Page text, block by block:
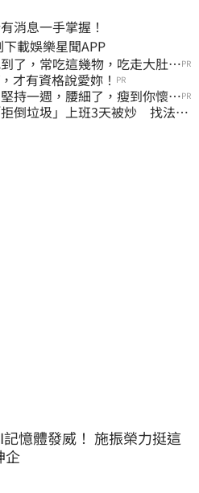
消息一手掌握！
明星動態 即刻下載娛樂星聞APP
了，常吃這幾物，吃走大肚
PR
才有資格說愛妳！ PR
持一週，腰細了，瘦到你懷疑PR
倒垃圾」上班3天被炒 找法院
記憶體發威！ 施振榮力挺這
企